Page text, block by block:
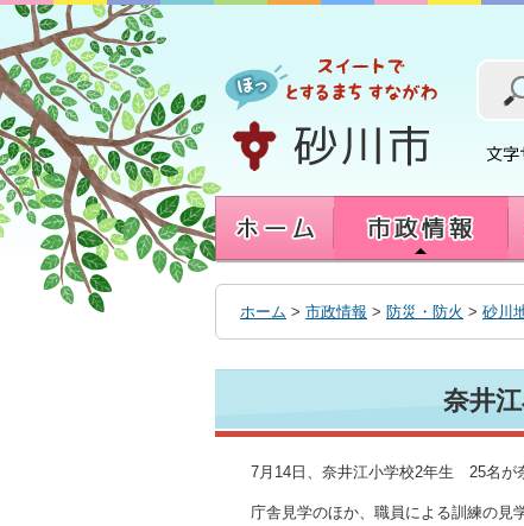
へ
移
動
す
る
ホーム > 市政情報 > 防災・防火 > 砂川
奈井
7月14日、奈井江小学校2年生 25名が
庁舎見学のほか、職員による訓練の見